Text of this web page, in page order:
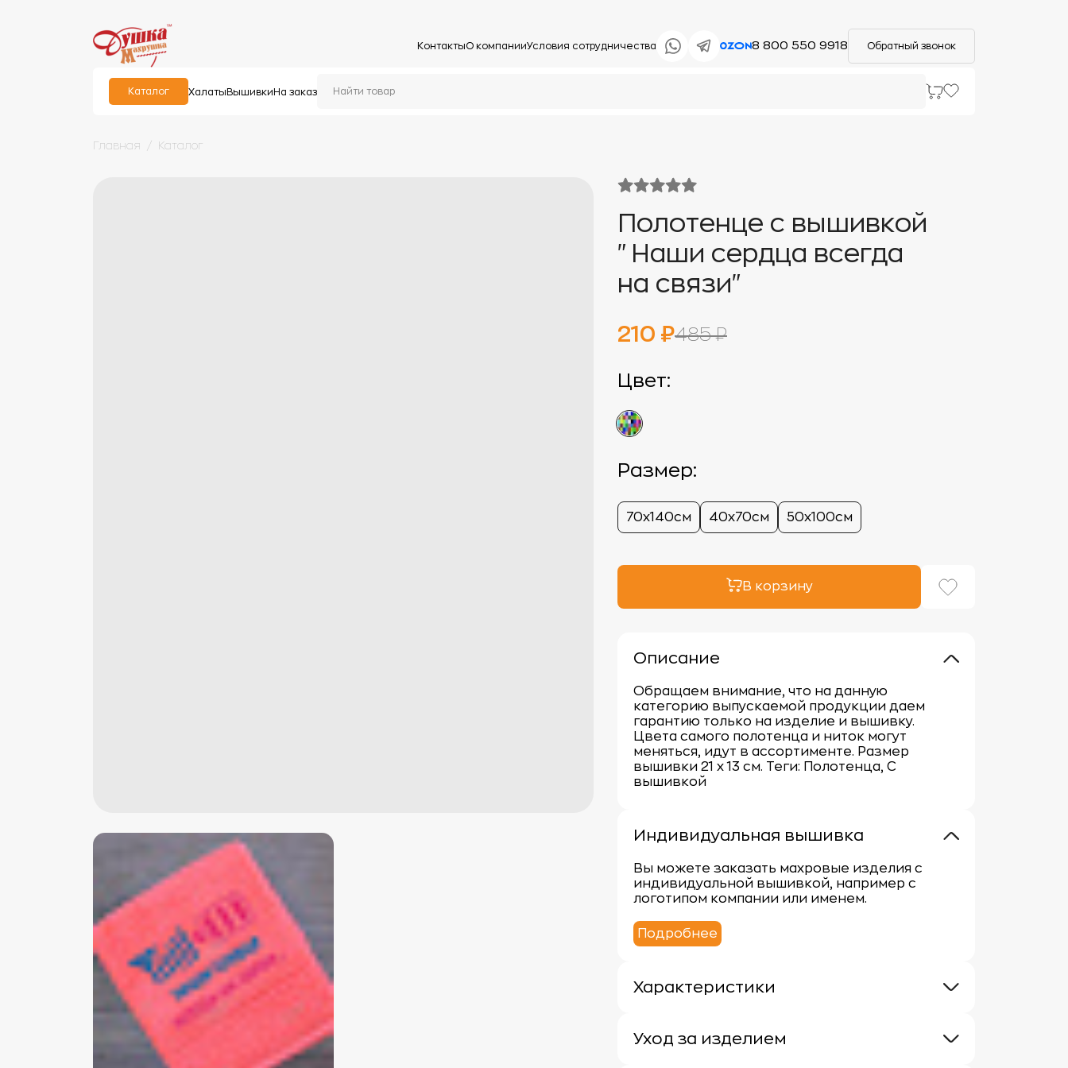
КонтактыО компанииУсловия сотрудничества 8 800 550 9918 Обратный звонок
Каталог Халаты Вышивки На заказ
Главная Каталог
Полотенце с вышивкой
"Наши сердца всегда
на связи"
210 ₽485 ₽
Цвет:
Размер:
70х140см 40х70см 50х100см
В корзину
Описание
Обращаем внимание, что на данную
категорию выпускаемой продукции даем
гарантию только на изделие и вышивку.
Цвета самого полотенца и ниток могут
меняться, идут в ассортименте. Размер
вышивки 21 х 13 см. Теги: Полотенца, С
вышивкой
Индивидуальная вышивка
Вы можете заказать махровые изделия с
индивидуальной вышивкой, например с
логотипом компании или именем.
Подробнее
Характеристики
Материал: 100% хлопок
Уход за изделием